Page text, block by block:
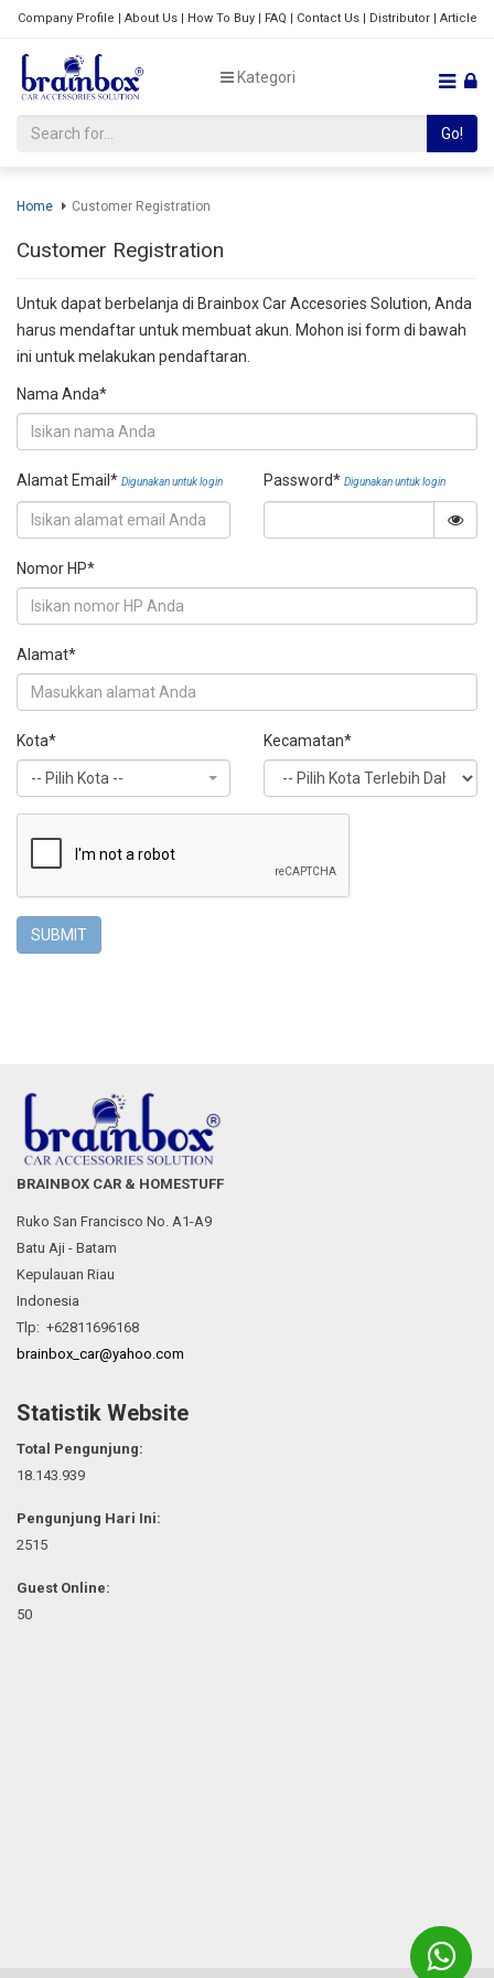
Company Profile | About Us| How To Buy| FAQ | Contact Us| Distributor| Article
Kategori
Go!
Home Customer Registration
Customer Registration
Untuk dapat berbelanja di Brainbox Car Accesories Solution, Anda
harus mendaftar untuk membuat akun. Mohon isi form di bawah
ini untuk melakukan pendaftaran.
Nama Anda*
Alamat Email* Digunakan untuk login Password* Digunakan untuk login
Nomor HP*
Alamat*
Kota*
-- Pilih Kota --
Kecamatan*
SUBMIT
BRAINBOX CAR & HOMESTUFF
Ruko San Francisco No. A1-A9
Batu Aji - Batam
Kepulauan Riau
Indonesia
Tlp: +62811696168
brainbox_car@yahoo.com
Statistik Website
Total Pengunjung:
18.143.939
Pengunjung Hari Ini:
2515
Guest Online:
50